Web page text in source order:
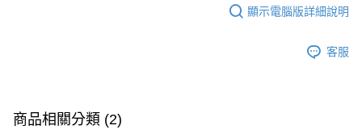
顯示電腦版詳細說明
客服
商品相關分類 (2)